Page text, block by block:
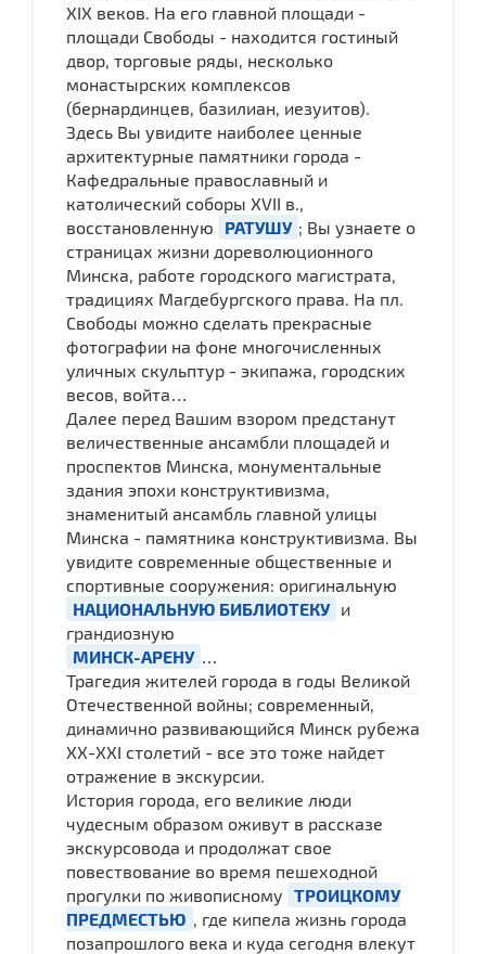
XIX веков. На его главной площади -
площади Свободы - находится гостиный
двор, торговые ряды, несколько
монастырских комплексов
(бернардинцев, базилиан, иезуитов).
Здесь Вы увидите наиболее ценные
архитектурные памятники города -
Кафедральные православный и
католический соборы ХVII в.,
восстановленную
РАТУШУ ; Вы узнаете о
страницах жизни дореволюционного
Минска, работе городского магистрата,
традициях Магдебургского права. На пл.
Свободы можно сделать прекрасные
фотографии на фоне многочисленных
уличных скульптур - экипажа, городских
весов, войта…
Далее перед Вашим взором предстанут
величественные ансамбли площадей и
проспектов Минска, монументальные
здания эпохи конструктивизма,
знаменитый ансамбль главной улицы
Минска - памятника конструктивизма. Вы
увидите современные общественные и
спортивные сооружения: оригинальную
НАЦИОНАЛЬНУЮ БИБЛИОТЕКУ и
грандиозную
МИНСК-АРЕНУ
Трагедия жителей города в годы Великой
Отечественной войны; современный,
динамично развивающийся Минск рубежа
ХХ-ХХI столетий - все это тоже найдет
отражение в экскурсии.
История города, его великие люди
чудесным образом оживут в рассказе
экскурсовода и продолжат свое
повествование во время пешеходной
прогулки по живописному ТРОИЦКОМУ
ПРЕДМЕСТЬЮ
, где кипела жизнь города
позапрошлого века и куда сегодня влекут